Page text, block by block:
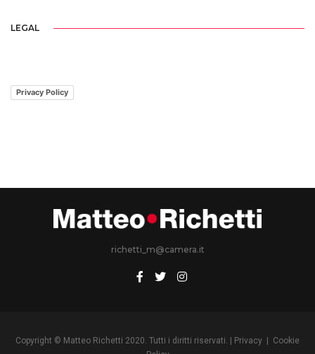
LEGAL
Privacy Policy
richetti_m@camera.it
Copyright © Matteo Richetti 2020. Tutti i diritti riservati. | Privacy | Cookie